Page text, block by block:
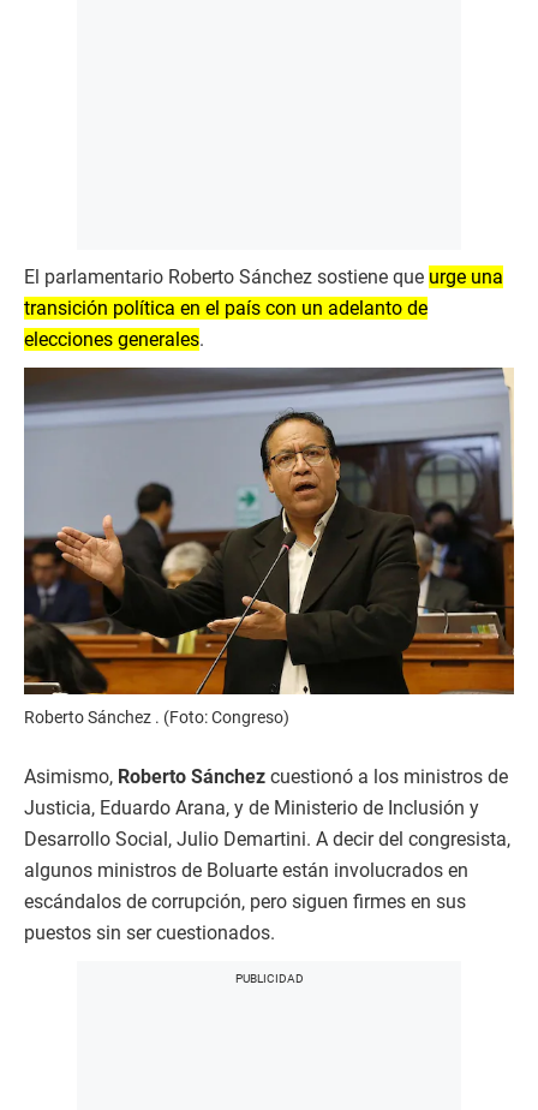
El parlamentario Roberto Sánchez sostiene que urge una
transición política en el país con un adelanto de
elecciones generales.
Roberto Sánchez . (Foto: Congreso)
Asimismo, Roberto Sánchez cuestionó a los ministros de
Justicia, Eduardo Arana, y de Ministerio de Inclusión y
Desarrollo Social, Julio Demartini. A decir del congresista,
algunos ministros de Boluarte están involucrados en
escándalos de corrupción, pero siguen firmes en sus
puestos sin ser cuestionados.